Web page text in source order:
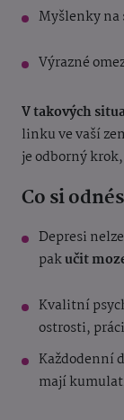
Myšlenky na
Výrazné
V takových
linku ve vaší
je odborný
Co si
Depresi
pakučit
Kvalitní
ostrosti,
Každodenní
mají